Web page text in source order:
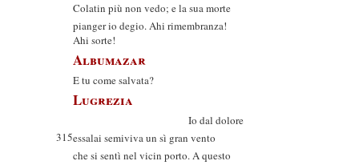
Colatin più non vedo; e la sua morte
pianger io degio. Ahi rimembranza!
Ahi sorte!
Albumazar
E tu come salvata?
Lugrezia
Io dal dolore
315essalai semiviva un sì gran vento
che si sentì nel vicin porto. A questo